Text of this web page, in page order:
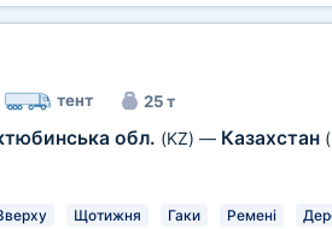
тент 25 т
обл. (KZ) — Казахстан
Щотижня Гаки Ремені